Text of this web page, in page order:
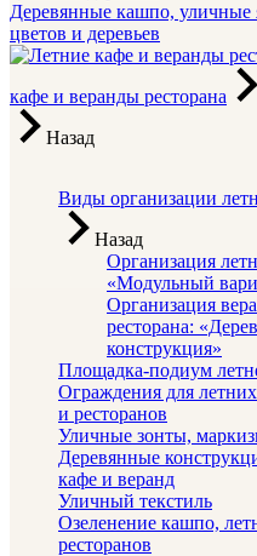
Деревянные кашпо, уличные
цветов и деревьев
кафе и веранды ресторана
Назад
Виды организации
Назад
Организация
«Модульный
Организация
ресторана:
конструкция»
Площадка-подиум
Ограждения для
и ресторанов
Уличные зонты,
Деревянные
кафе и веранд
Уличный текстиль
Озеленение кашпо,
ресторанов